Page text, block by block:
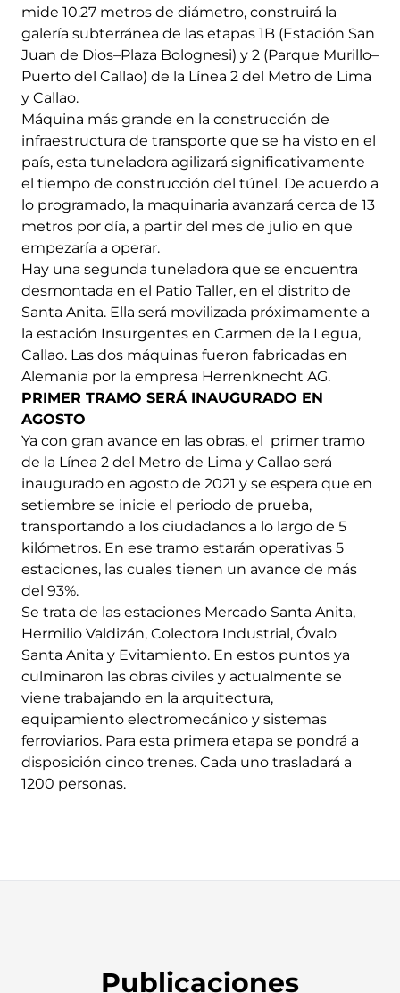
mide 10.27 metros de diámetro, construirá la
galería subterránea de las etapas 1B (Estación San
Juan de Dios–Plaza Bolognesi) y 2 (Parque Murillo–
Puerto del Callao) de la Línea 2 del Metro de Lima
y Callao.
Máquina más grande en la construcción de
infraestructura de transporte que se ha visto en el
país, esta tuneladora agilizará significativamente
el tiempo de construcción del túnel. De acuerdo a
lo programado, la maquinaria avanzará cerca de 13
metros por día, a partir del mes de julio en que
empezaría a operar.
Hay una segunda tuneladora que se encuentra
desmontada en el Patio Taller, en el distrito de
Santa Anita. Ella será movilizada próximamente a
la estación Insurgentes en Carmen de la Legua,
Callao. Las dos máquinas fueron fabricadas en
Alemania por la empresa Herrenknecht AG.
PRIMER TRAMO SERÁ INAUGURADO EN
AGOSTO
Ya con gran avance en las obras, el primer tramo
de la Línea 2 del Metro de Lima y Callao será
inaugurado en agosto de 2021 y se espera que en
setiembre se inicie el periodo de prueba,
transportando a los ciudadanos a lo largo de 5
kilómetros. En ese tramo estarán operativas 5
estaciones, las cuales tienen un avance de más
del 93%.
Se trata de las estaciones Mercado Santa Anita,
Hermilio Valdizán, Colectora Industrial, Óvalo
Santa Anita y Evitamiento. En estos puntos ya
culminaron las obras civiles y actualmente se
viene trabajando en la arquitectura,
equipamiento electromecánico y sistemas
ferroviarios. Para esta primera etapa se pondrá a
disposición cinco trenes. Cada uno trasladará a
1200 personas.
Publicaciones